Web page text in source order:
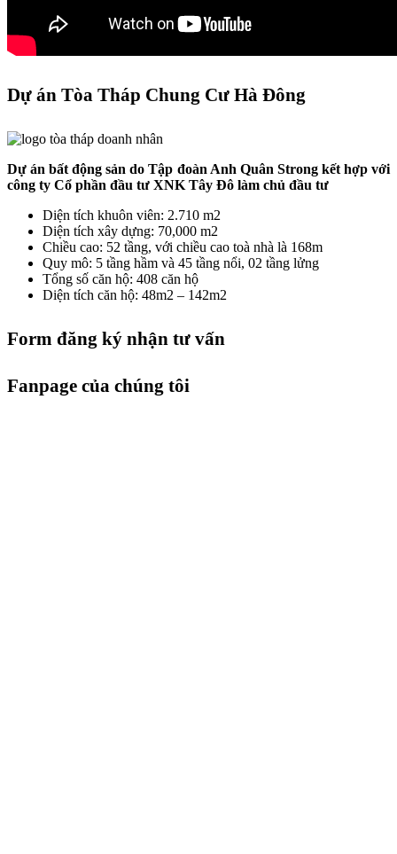
Dự án Tòa Tháp Chung Cư Hà Đông
Dự án bất động sản do Tập đoàn Anh Quân Strong kết hợp với
công ty Cổ phần đầu tư XNK Tây Đô làm chủ đầu tư
Diện tích khuôn viên: 2.710 m2
Diện tích xây dựng: 70,000 m2
Chiều cao: 52 tầng, với chiều cao toà nhà là 168m
Quy mô: 5 tầng hầm và 45 tầng nổi, 02 tầng lửng
Tổng số căn hộ: 408 căn hộ
Diện tích căn hộ: 48m2 – 142m2
Form đăng ký nhận tư vấn
Fanpage của chúng tôi